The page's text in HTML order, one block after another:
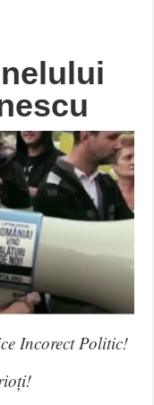
Incorect Politic!